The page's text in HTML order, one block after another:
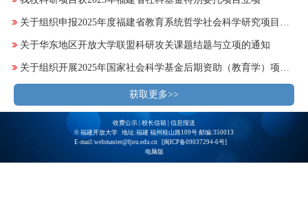
关于华东地区开放大学联盟科研攻关课题结题与立项的通知
获取更多>>
收费公示 校长信箱 信息报送
© 福建开放大学 地址:福建 福州桂山路109号 邮编:350013
E-mail:webmaster@fjou.edu.cn [闽ICP备09037294-6号]
电脑版